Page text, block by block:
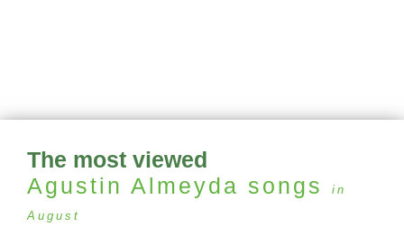
The most viewed
Agustin Almeyda songs
in
August